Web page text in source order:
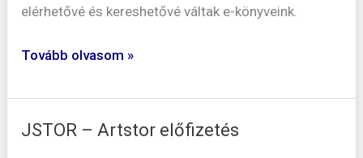
elérhetővé és kereshetővé váltak e-könyveink.
e-
platformjának
Szaktárson
Tovább olvasom »
JSTOR – Artstor előfizetés
JSTOR